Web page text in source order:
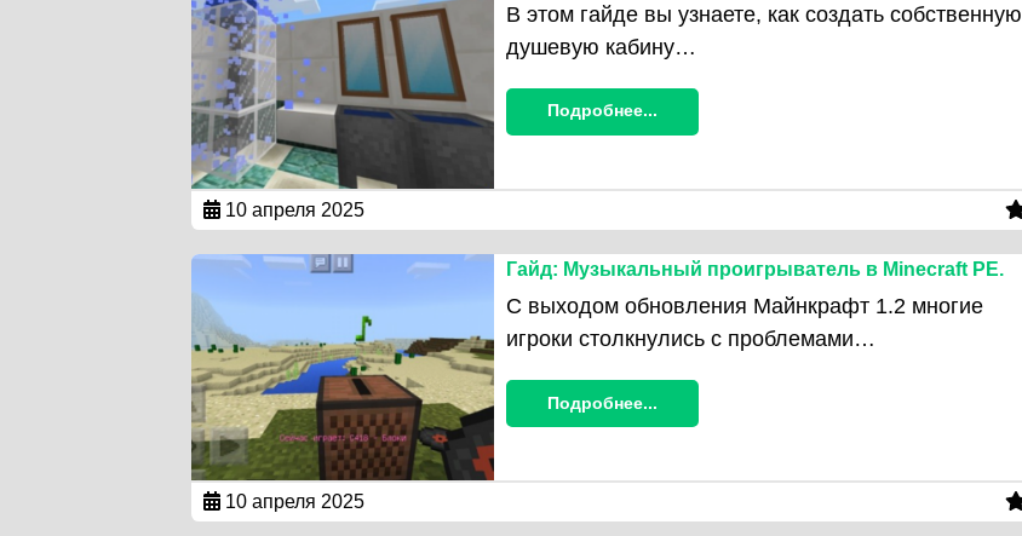
В этом гайде вы узнаете, как создать собственную
душевую кабину…
Подробнее...
10 апреля 2025
Гайд: Музыкальный проигрыватель в Minecraft PE.
С выходом обновления Майнкрафт 1.2 многие
игроки столкнулись с проблемами…
Подробнее...
10 апреля 2025